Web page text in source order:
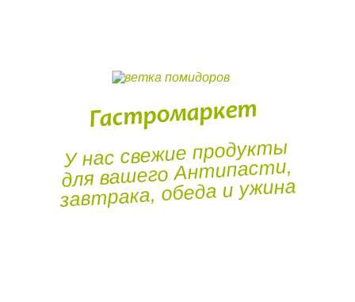
Гастромаркет
У нас свежие продукты
для вашего Антипасти,
завтрака, обеда и ужина